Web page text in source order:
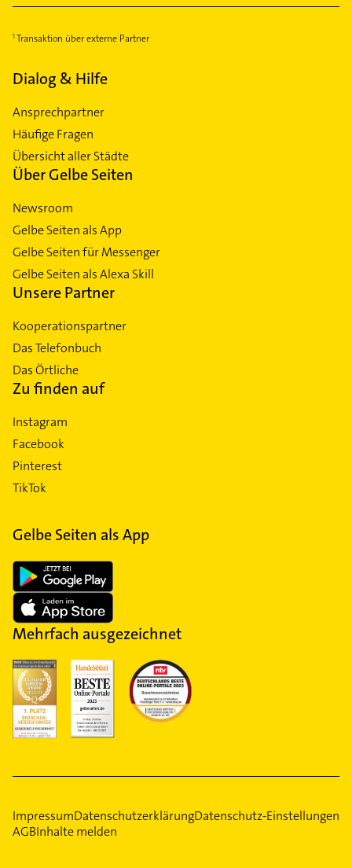
Transaktion über externe Partner
Dialog & Hilfe
Ansprechpartner
Häufige Fragen
Übersicht aller Städte
Über Gelbe Seiten
Newsroom
Gelbe Seiten als App
Gelbe Seiten für Messenger
Gelbe Seiten als Alexa Skill
Unsere Partner
Kooperationspartner
Das Telefonbuch
Das Örtliche
Zu finden auf
Instagram
Facebook
Pinterest
TikTok
Gelbe Seiten als App
Mehrfach ausgezeichnet
ImpressumDatenschutzerklärungDatenschutz-Einstellungen
AGBInhalte melden